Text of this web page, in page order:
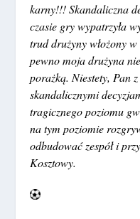
karny!!! Skandaliczna
czasie gry wypatrzyła
trud drużyny włożony
pewno moja drużyna
porażką. Niestety, Pan
skandalicznymi
tragicznego poziomu
na tym poziomie
odbudować zespół i
Kosztowy.